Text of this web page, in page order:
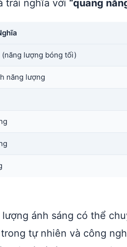
trái nghĩa với “quang
(năng lượng bóng tối)
năng lượng
ánh sáng có thể
tự nhiên và công